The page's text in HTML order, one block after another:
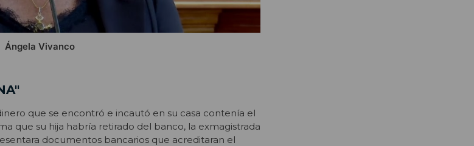
Ángela Vivanco
que se encontró e incautó en su casa contenía el
que su hija habría retirado del banco, la exmagistrada
documentos bancarios que acreditaran el